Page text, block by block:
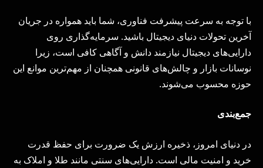
با توجه به سرعت پیشرفت فناوری، شما باید همواره در جریان
آخرین تحولات دنیای دیجیتال باشید. سرمایه‌گذاری روی
دارایی‌های دیجیتال نیازمند دانش و آگاهی کافی است، زیرا
نوسانات بازار و چالش‌های قانونی همچنان از مهم‌ترین موانع این
حوزه محسوب می‌شوند.
جمع‌بندی
در دنیای امروز، ذخیره ارزش یک ضرورت برای حفظ قدرت
خرید و امنیت مالی است. دارایی‌های سنتی مانند طلا و املاک به